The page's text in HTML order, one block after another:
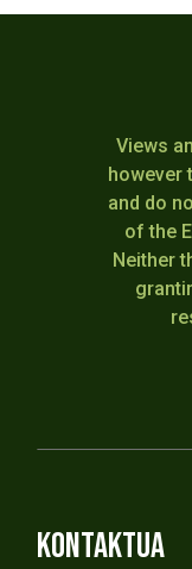
Views
however
and do
of the
Neither
KONTAKTUA